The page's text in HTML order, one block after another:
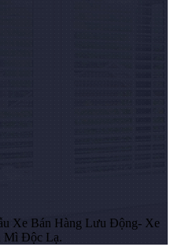
Xe Bán Hàng Lưu Động- Xe
Mì Độc Lạ.